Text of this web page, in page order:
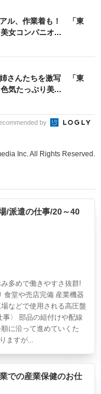
ル、作業着も！ 「東
女コンパニオ...
さんたちを激写 「東
気たっぷり美...
by
Inc. All Rights Reserved.
/派遣の仕事/20～40
多めで働きやすさ抜群!
食堂や売店完備 産業機器
などで使用される高圧盤
〉 部品の組付けや配線
に沿って進めていくた
ますが...
での産業保健のお仕